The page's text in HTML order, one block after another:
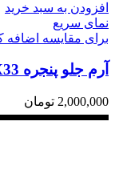
افزودن به سبد خرید
نمای سریع
برای مقایسه اضافه
آرم جلو پنجره X33 کراس
2,000,000 تومان